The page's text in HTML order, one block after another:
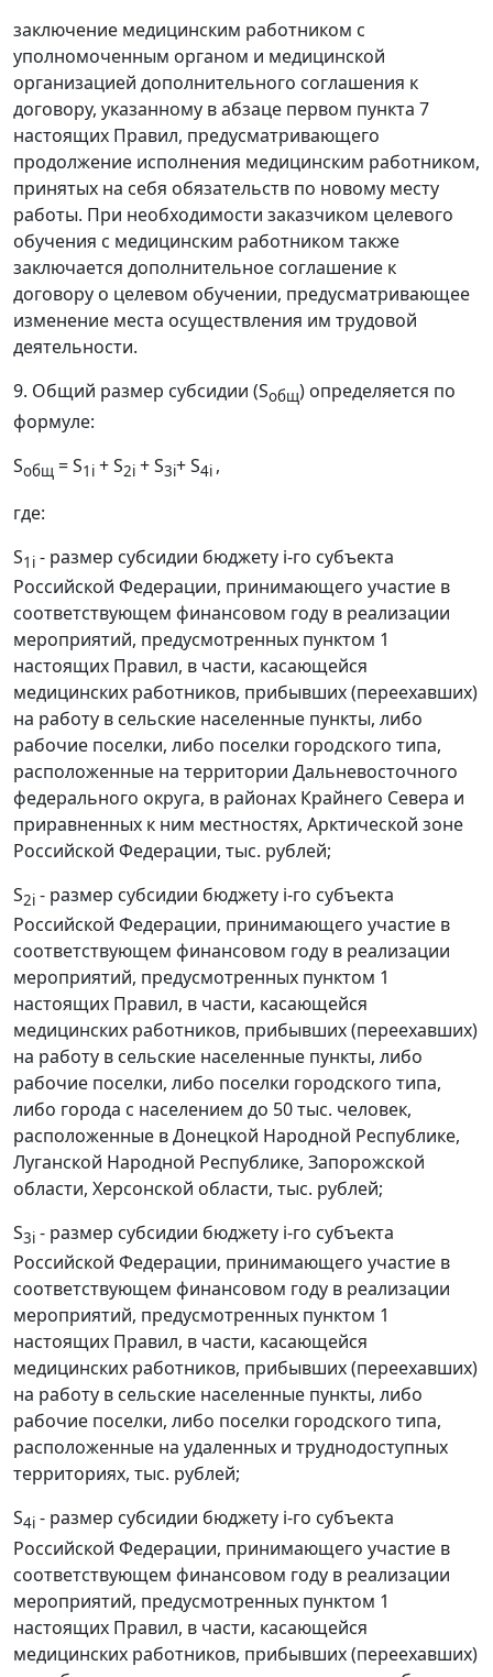
заключение медицинским работником с
уполномоченным органом и медицинской
организацией дополнительного соглашения к
договору, указанному в абзаце первом пункта 7
настоящих Правил, предусматривающего
продолжение исполнения медицинским работником,
принятых на себя обязательств по новому месту
работы. При необходимости заказчиком целевого
обучения с медицинским работником также
заключается дополнительное соглашение к
договору о целевом обучении, предусматривающее
изменение места осуществления им трудовой
деятельности.
9. Общий размер субсидии (Sобщ) определяется по
формуле:
Sобщ = S1i + S2i + S3i+ S4i ,
где:
S1i - размер субсидии бюджету i-го субъекта
Российской Федерации, принимающего участие в
соответствующем финансовом году в реализации
мероприятий, предусмотренных пунктом 1
настоящих Правил, в части, касающейся
медицинских работников, прибывших (переехавших)
на работу в сельские населенные пункты, либо
рабочие поселки, либо поселки городского типа,
расположенные на территории Дальневосточного
федерального округа, в районах Крайнего Севера и
приравненных к ним местностях, Арктической зоне
Российской Федерации, тыс. рублей;
S2i - размер субсидии бюджету i-го субъекта
Российской Федерации, принимающего участие в
соответствующем финансовом году в реализации
мероприятий, предусмотренных пунктом 1
настоящих Правил, в части, касающейся
медицинских работников, прибывших (переехавших)
на работу в сельские населенные пункты, либо
рабочие поселки, либо поселки городского типа,
либо города с населением до 50 тыс. человек,
расположенные в Донецкой Народной Республике,
Луганской Народной Республике, Запорожской
области, Херсонской области, тыс. рублей;
S3i - размер субсидии бюджету i-го субъекта
Российской Федерации, принимающего участие в
соответствующем финансовом году в реализации
мероприятий, предусмотренных пунктом 1
настоящих Правил, в части, касающейся
медицинских работников, прибывших (переехавших)
на работу в сельские населенные пункты, либо
рабочие поселки, либо поселки городского типа,
расположенные на удаленных и труднодоступных
территориях, тыс. рублей;
S4i - размер субсидии бюджету i-го субъекта
Российской Федерации, принимающего участие в
соответствующем финансовом году в реализации
мероприятий, предусмотренных пунктом 1
настоящих Правил, в части, касающейся
медицинских работников, прибывших (переехавших)